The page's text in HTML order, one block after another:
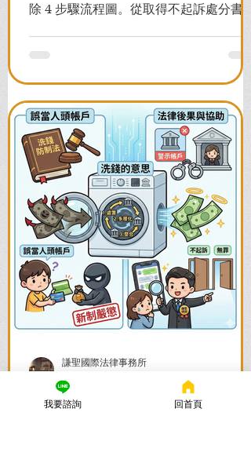
除 4 步驟流程圖。從取得不起訴處分書到
誤觸洗錢防制法怎麼辦？律師
謙聖國際法律事務所
我要諮詢 回首頁